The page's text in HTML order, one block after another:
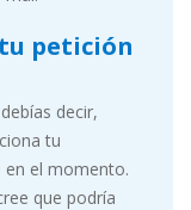
petición
decir,
tu
en el momento.
que podría